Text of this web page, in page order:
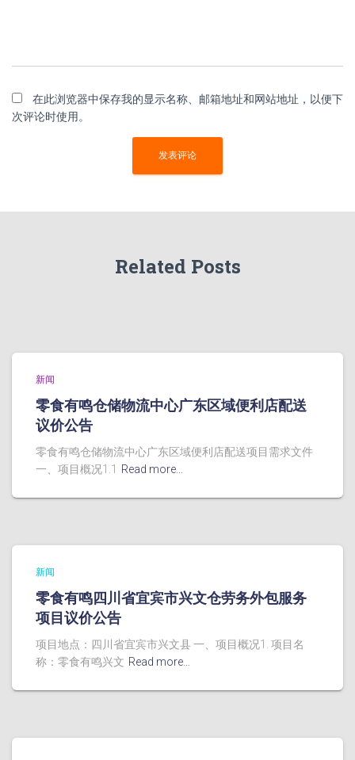
在此浏览器中保存我的显示名称、邮箱地址和网站地址，以便下
次评论时使用。
Related Posts
新闻
零食有鸣仓储物流中心广东区域便利店配送
议价公告
零食有鸣仓储物流中心广东区域便利店配送项目需求文件
一、项目概况1.1
Read more…
新闻
零食有鸣四川省宜宾市兴文仓劳务外包服务
项目议价公告
项目地点：四川省宜宾市兴文县 一、项目概况1. 项目名
称：零食有鸣兴文 Read more…